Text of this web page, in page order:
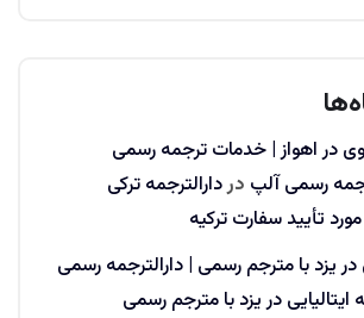
در اهواز | خدمات ترجمه رسمی
رسمی آلپ دردارالترجمه ترکی
تأیید سفارت ترکیه
در یزد با مترجم رسمی | دارالترجمه رسمی
ایتالیایی در یزد با مترجم رسمی